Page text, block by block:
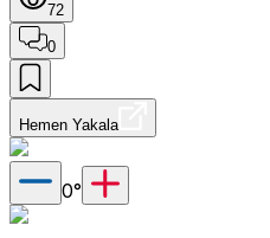
72
0
Hemen Yakala
0°